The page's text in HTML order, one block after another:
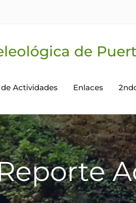
de
Actividades Enlaces
Reporte